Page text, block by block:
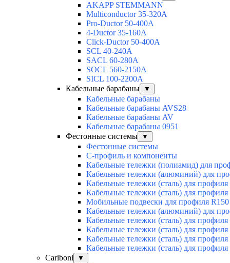
AKAPP STEMMANN
Multiconductor 35-320А
Pro-Ductor 50-400А
4-Ductor 35-160А
Click-Ductor 50-400А
SCL 40-240А
SACL 60-280А
SOCL 560-2150А
SICL 100-2200А
Кабельные барабаны
▼
Кабельные барабаны
Кабельные барабаны AVS28
Кабельные барабаны AV
Кабельные барабаны 0951
Фестонные системы
▼
Фестонные системы
С-профиль и компоненты
Кабельные тележки (полиамид) для
Кабельные тележки (алюминий) для
Кабельные тележки (сталь) для профиля
Кабельные тележки (сталь) для
Мобильные подвески для профиля R150
Кабельные тележки (алюминий) для
Кабельные тележки (сталь) для профиля
Кабельные тележки (сталь) для
Кабельные тележки (сталь) для профиля
Кабельные тележки (сталь) для
Cariboni
▼